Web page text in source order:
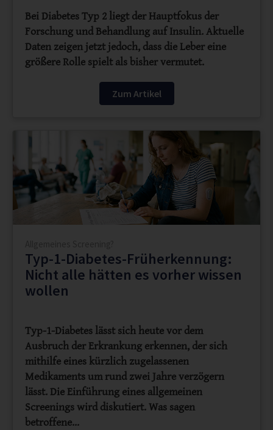
Bei Diabetes Typ 2 liegt der Hauptfokus der
Forschung und Behandlung auf Insulin. Aktuelle
Daten zeigen jetzt jedoch, dass die Leber eine
größere Rolle spielt als bisher vermutet.
Zum Artikel
Typ-1-Diabetes-Früherkennung:
Nicht alle hätten es vorher wissen
wollen
Typ-1-Diabetes lässt sich heute vor dem
Ausbruch der Erkrankung erkennen, der sich
mithilfe eines kürzlich zugelassenen
Medikaments um rund zwei Jahre verzögern
lässt. Die Einführung eines allgemeinen
Screenings wird diskutiert. Was sagen
betroffene…